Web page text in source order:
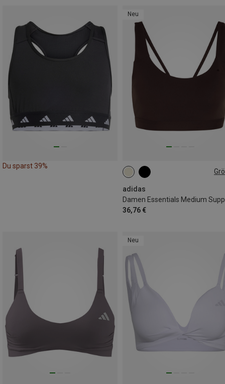
Du sparst 39%
Neu
adidas
36,76 €
XS S
Neu